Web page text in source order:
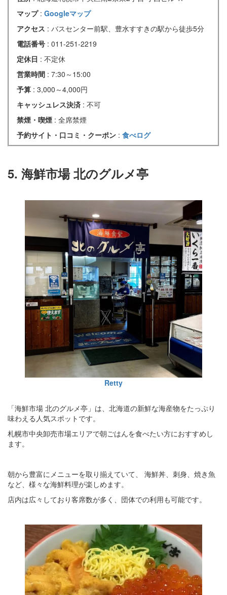
マップ : Googleマップ
アクセス : バスセンター前駅、豊水すすきの駅から徒歩5分
電話番号 : 011-251-2219
定休日 : 不定休
営業時間 : 7:30～15:00
予算 : 3,000～4,000円
キャッシュレス決済 : 不可
禁煙・喫煙 : 全席禁煙
予約サイト・口コミ・クーポン : 食べログ
5. 海鮮市場 北のグルメ亭
Retty
「海鮮市場 北のグルメ亭」は、北海道の新鮮な海産物をたっぷり
味わえる人気スポットです。
札幌市中央卸売市場エリアで朝ごはんを食べたい方におすすめし
ます。
朝から豊富にメニューを取り揃えていて、 海鮮丼、刺身、焼き魚
など、様々な海鮮料理が楽しめます。
店内は広々しており客席数が多く、団体での利用も可能です。